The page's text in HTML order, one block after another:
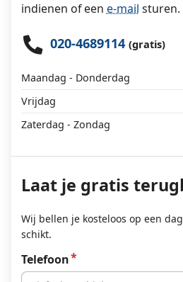
indienen of een e-mail sturen.
020-4689114 (gratis)
Maandag - Donderdag
Vrijdag
Zaterdag - Zondag
Laat je gratis
Wij bellen je kosteloos op een
schikt.
Telefoon